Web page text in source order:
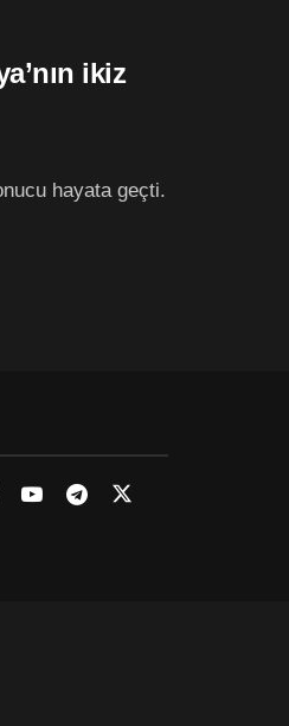
ikiz
hayata geçti.